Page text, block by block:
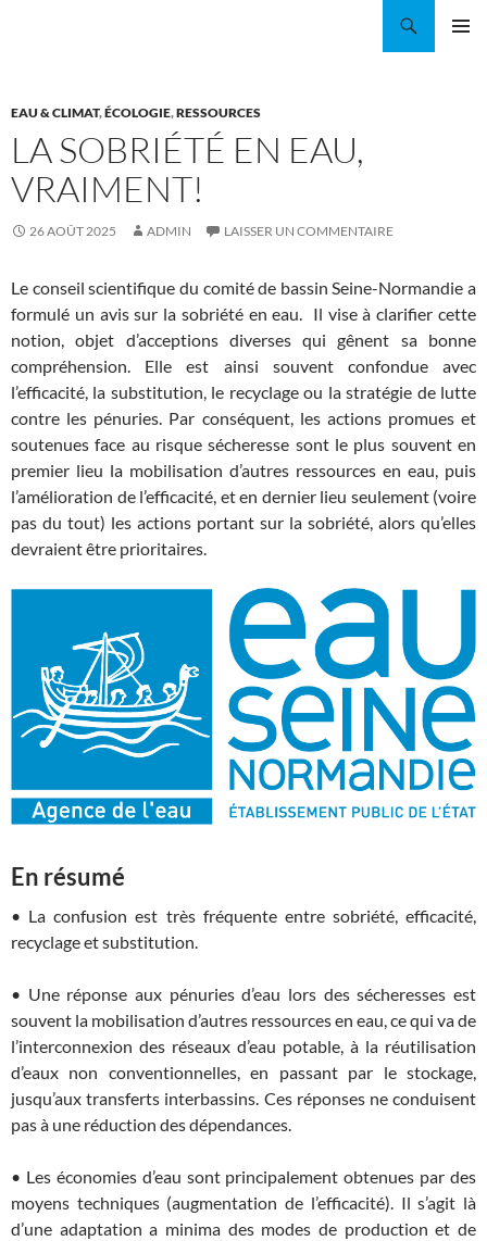
EAU & CLIMAT,ÉCOLOGIE,RESSOURCES
LA SOBRIÉTÉ EN EAU,
VRAIMENT!
26 AOÛT 2025 ADMIN LAISSER UN COMMENTAIRE
Le conseil scientifique du comité de bassin Seine-Normandie a
formulé un avis sur la sobriété en eau. Il vise à clarifier cette
notion, objet d’acceptions diverses qui gênent sa bonne
compréhension. Elle est ainsi souvent confondue avec
l’efficacité, la substitution, le recyclage ou la stratégie de lutte
contre les pénuries. Par conséquent, les actions promues et
soutenues face au risque sécheresse sont le plus souvent en
premier lieu la mobilisation d’autres ressources en eau, puis
l’amélioration de l’efficacité, et en dernier lieu seulement (voire
pas du tout) les actions portant sur la sobriété, alors qu’elles
devraient être prioritaires.
En résumé
• La confusion est très fréquente entre sobriété, efficacité,
recyclage et substitution.
• Une réponse aux pénuries d’eau lors des sécheresses est
souvent la mobilisation d’autres ressources en eau, ce qui va de
l’interconnexion des réseaux d’eau potable, à la réutilisation
d’eaux non conventionnelles, en passant par le stockage,
jusqu’aux transferts interbassins. Ces réponses ne conduisent
pas à une réduction des dépendances.
• Les économies d’eau sont principalement obtenues par des
moyens techniques (augmentation de l’efficacité). Il s’agit là
d’une adaptation a minima des modes de production et de